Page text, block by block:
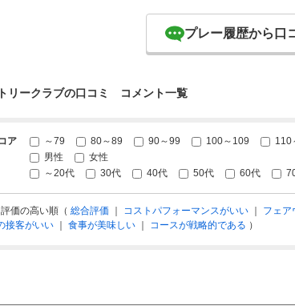
プレー履歴から口
リークラブの口コミ コメント一覧
ア ～79 80～89 90～99 100～109 110
男性
女性
～20代 30代 40代 50代 60代
価の高い順（ 総合評価 コストパフォーマンスがいい フェア
接客がいい
食事が美味しい コースが戦略的である ）